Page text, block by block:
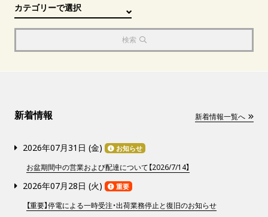
検索
新着情報 新着情報一覧へ
2026年07月31日 (金) お知らせ
お盆期間中の営業および配達について【2026/7/14】
2026年07月28日 (火) 重要
【重要】停電による一時受注・出荷業務停止と復旧のお知らせ